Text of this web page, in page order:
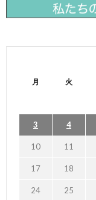
月 火
3 4
10 11
17 18
24 25